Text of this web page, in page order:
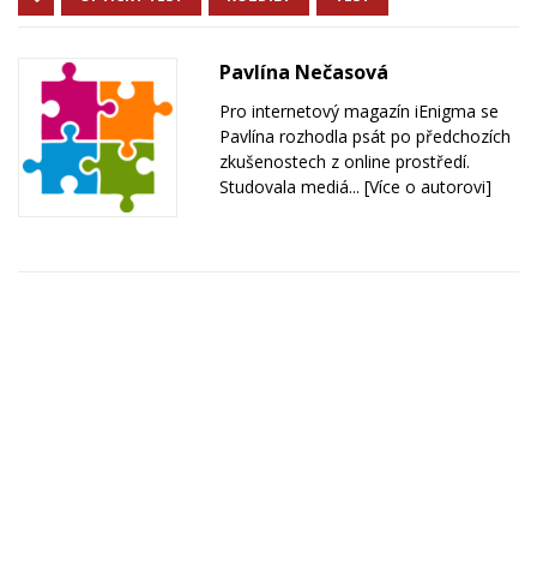
Pavlína Nečasová
Pro internetový magazín iEnigma se
Pavlína rozhodla psát po předchozích
zkušenostech z online prostředí.
Studovala mediá... [Více o autorovi]